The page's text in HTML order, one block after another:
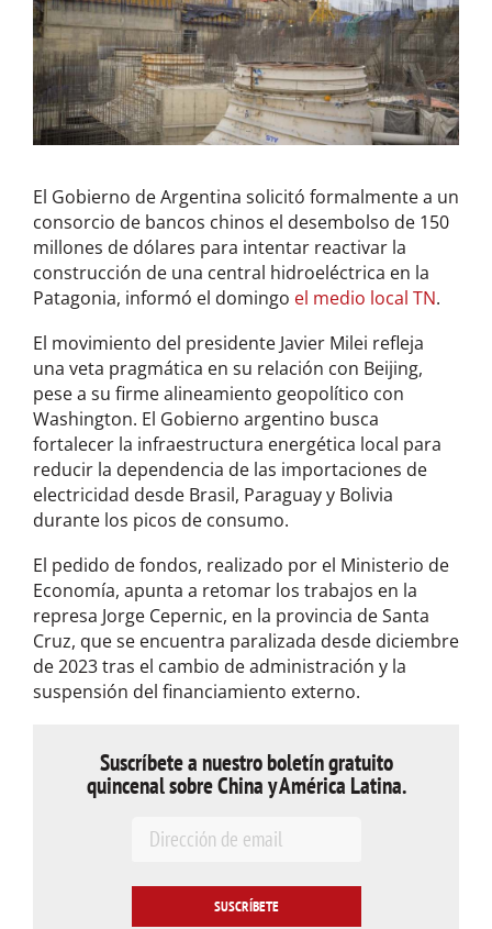
El Gobierno de Argentina solicitó formalmente a un
consorcio de bancos chinos el desembolso de 150
millones de dólares para intentar reactivar la
construcción de una central hidroeléctrica en la
Patagonia, informó el domingo el medio local TN.
El movimiento del presidente Javier Milei refleja
una veta pragmática en su relación con Beijing,
pese a su firme alineamiento geopolítico con
Washington. El Gobierno argentino busca
fortalecer la infraestructura energética local para
reducir la dependencia de las importaciones de
electricidad desde Brasil, Paraguay y Bolivia
durante los picos de consumo.
El pedido de fondos, realizado por el Ministerio de
Economía, apunta a retomar los trabajos en la
represa Jorge Cepernic, en la provincia de Santa
Cruz, que se encuentra paralizada desde diciembre
de 2023 tras el cambio de administración y la
suspensión del financiamiento externo.
Suscríbete a nuestro boletín gratuito
quincenal sobre China y América Latina.